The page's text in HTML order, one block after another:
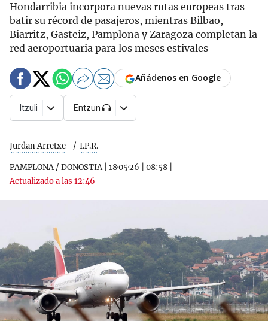
Hondarribia incorpora nuevas rutas europeas tras
batir su récord de pasajeros, mientras Bilbao,
Biarritz, Gasteiz, Pamplona y Zaragoza completan la
red aeroportuaria para los meses estivales
Jurdan Arretxe I.P.R.
PAMPLONA / DONOSTIA| 18·05·26 08:58
Actualizado a las 12:46
Añádenos en Google
Itzuli Entzun